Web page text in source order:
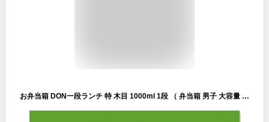
お弁当箱 DON一段ランチ 特 木目 1000ml 1段 （ 弁当箱 男子 大容量 レンジ対応 日本製 おしゃれ 電子レンジ対応 食洗機対応 特盛 かわいい メンズ ランチボックス シンプル 木製風 ）【39ショップ】